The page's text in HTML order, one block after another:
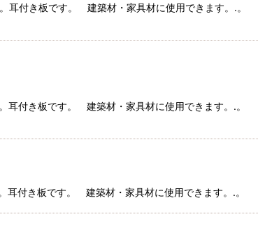
付き板です。 建築材・家具材に使用できます。.。
付き板です。 建築材・家具材に使用できます。.。
付き板です。 建築材・家具材に使用できます。.。